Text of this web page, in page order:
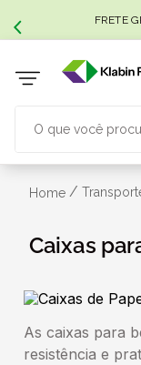
FRETE
Home /
Caixas
As caixas para
resistência e